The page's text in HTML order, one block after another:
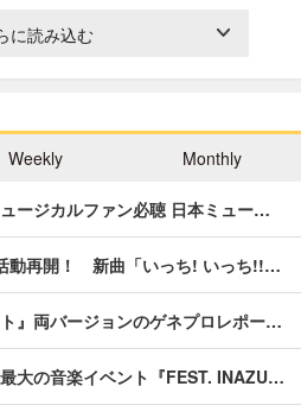
に読み込む
Weekly Monthly
ージカルファン必聴 日本ミュー…
動再開！ 新曲「いっち! いっち!!…
』両バージョンのゲネプロレポー…
大の音楽イベント『FEST. INAZU…